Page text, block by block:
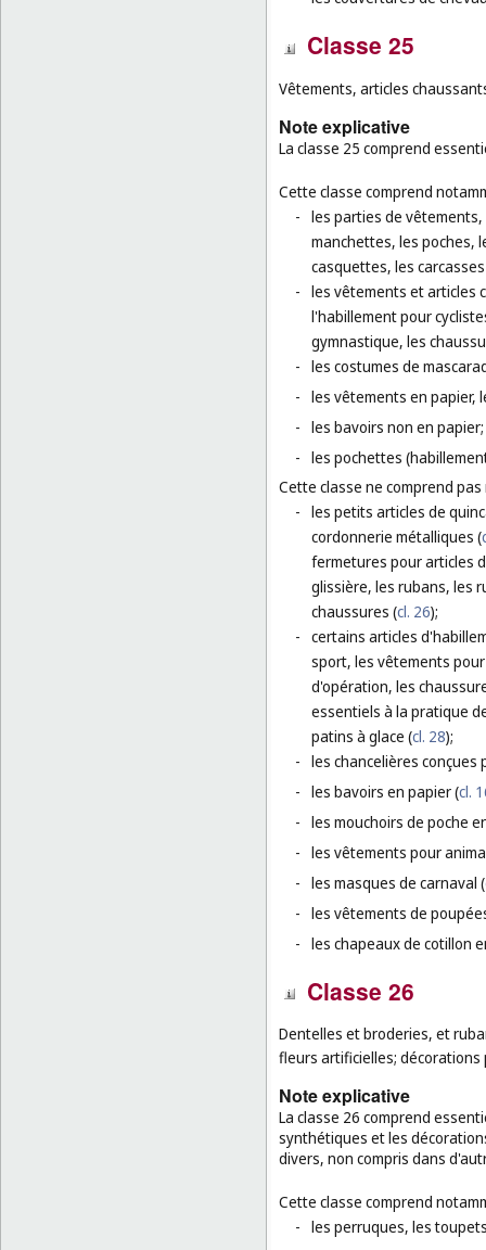
Classe 25
Vêtements, articles
Note explicative
La classe 25 comprend
Cette classe comprend
- les parties de
manchettes, les poches,
casquettes, les
- les vêtements et articles
l'habillement pour
gymnastique, les
- les costumes de
- les vêtements en papier,
- les bavoirs non en papier;
- les pochettes
Cette classe ne comprend
- les petits articles de
cordonnerie métalliques (
fermetures pour articles
glissière, les rubans, les
chaussures (cl. 26);
- certains articles
sport, les vêtements
d'opération, les
essentiels à la pratique
patins à glace (cl. 28);
- les chancelières
- les bavoirs en papier (cl.
- les mouchoirs de poche
- les vêtements pour
- les masques de carnaval (
- les vêtements de
- les chapeaux de cotillon
Classe 26
Dentelles et broderies, et
fleurs artificielles; décorations
Note explicative
La classe 26 comprend
synthétiques et les
divers, non compris dans
Cette classe comprend
- les perruques, les